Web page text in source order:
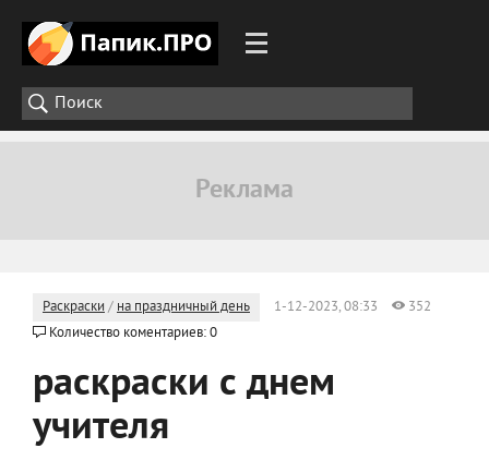
Раскраски / на праздничный день 1-12-2023, 08:33
352
Количество коментариев: 0
раскраски с днем
учителя